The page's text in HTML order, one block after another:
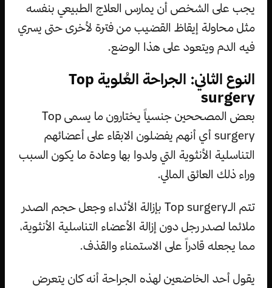
يجب على الشخص أن يمارس العلاج الطبيعي بنفسه
مثل محاولة إيقاظ القضيب من فترة لأخرى حتى يسري
فيه الدم ويتعود على هذا الوضع.
النوع الثاني: الجراحة العُلوية Top
surgery
بعض المصححين جنسياً يختارون ما يسمى Top
surgery أي أنهم يفضلون الابقاء على أعضائهم
التناسلية الأنثوية التي ولدوا بها وعادة ما يكون السبب
وراء ذلك العائق المالي.
تتم الـTop surgery بإزالة الأثداء وجعل حجم الصدر
ملائما لصدر رجل دون إزالة الأعضاء التناسلية الأنثوية،
مما يجعله قادراً على الاستمناء والقذف.
يقول أحد الخاضعين لهذه الجراحة أنه كان يتعرض